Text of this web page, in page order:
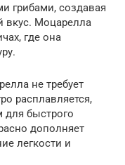
грибами, создавая
вкус. Моцарелла
где она
не требует
расплавляется,
быстрого
дополняет
легкости и